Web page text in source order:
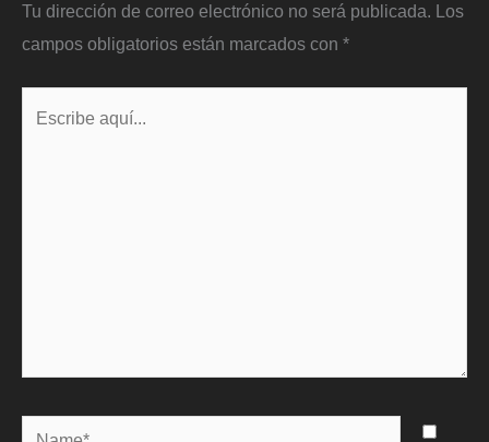
Tu dirección de correo electrónico no será publicada. Los
campos obligatorios están marcados con *
Name*